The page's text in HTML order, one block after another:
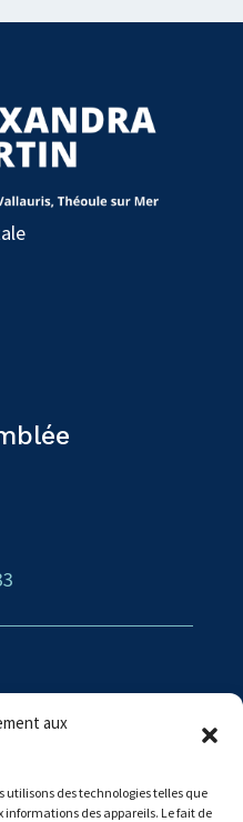
aux
utilisons des technologies telles que
informations des appareils. Le fait de